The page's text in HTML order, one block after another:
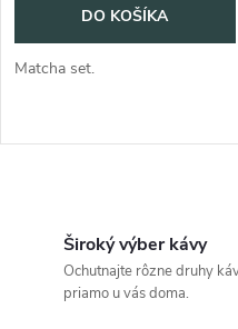
DO KOŠÍKA
Matcha set.
Široký výber kávy
Ochutnajte rôzne druhy
priamo u vás doma.